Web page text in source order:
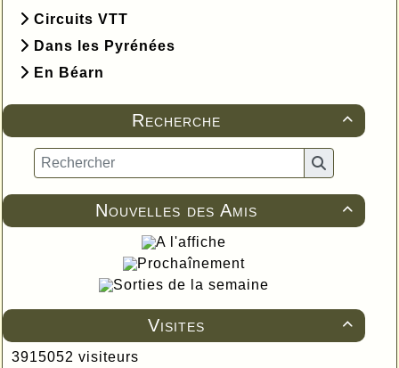
Circuits VTT
Dans les Pyrénées
En Béarn

Recherche

Nouvelles des Amis
A l'affiche
Prochaînement
Sorties de la semaine

Visites
3915052 visiteurs